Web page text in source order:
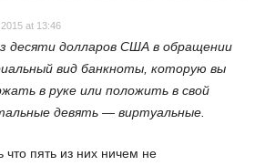
at 13:46
десяти долларов США в обращении
вид банкноты, которую вы
в руке или положить в свой
девять — виртуальные.
что пять из них ничем не